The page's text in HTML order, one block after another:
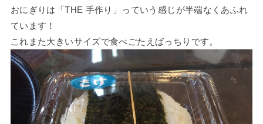
おにぎりは「THE 手作り」っていう感じが半端なくあふれ
ています！
これまた大きいサイズで食べごたえばっちりです。